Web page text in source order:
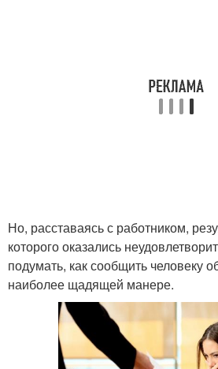
Но, расставаясь с работником,
которого оказались
подумать, как сообщить человеку
наиболее щадящей манере.